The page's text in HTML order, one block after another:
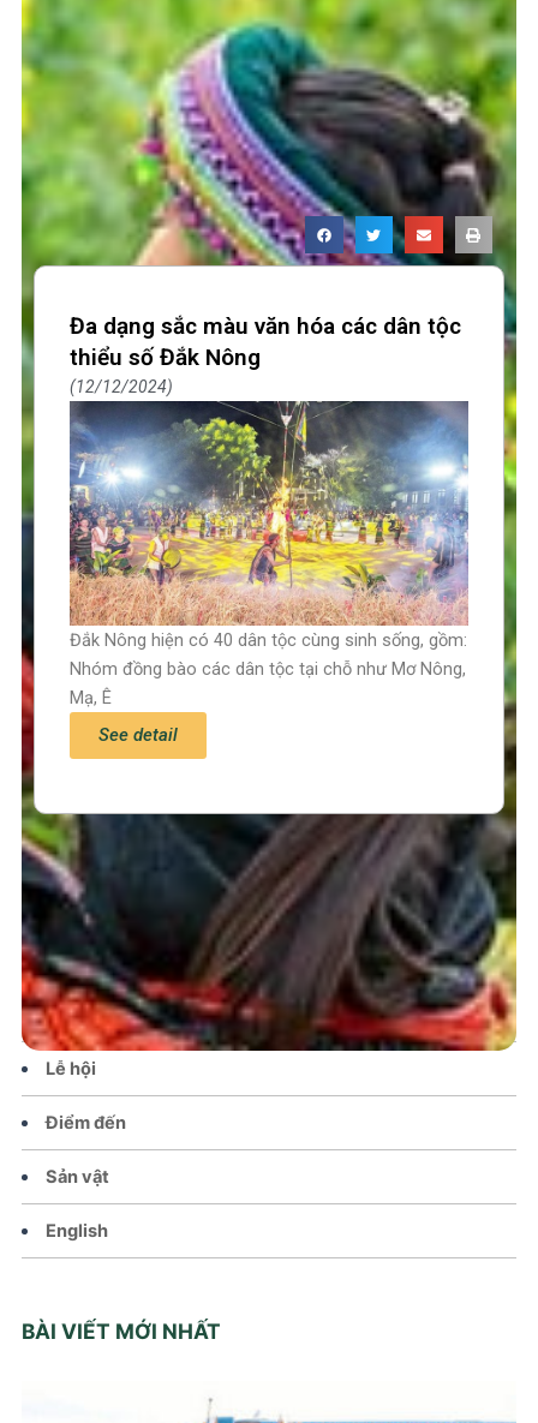
Trang chủ
Tin tức – Sự kiện
Chính sách
Văn hoá – Đời sống
Lễ hội
Điểm đến
Sản vật
English
BÀI VIẾT MỚI NHẤT
Đa dạng sắc màu văn hóa các dân tộc
thiểu số Đắk Nông
12/12/2024
Đắk Nông hiện có 40 dân tộc cùng sinh sống, gồm:
Nhóm đồng bào các dân tộc tại chỗ như Mơ Nông,
Mạ, Ê
See detail